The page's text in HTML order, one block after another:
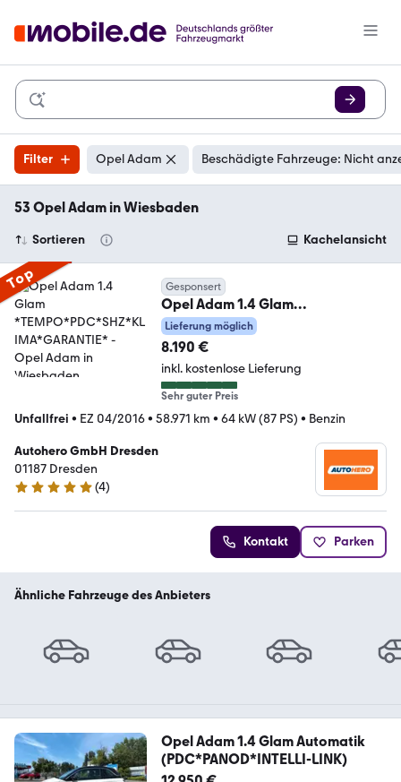
Filter Opel Adam Beschädigte Fahrzeuge: Nicht
53 Opel Adam in Wiesbaden
Sortieren Kachelansicht
Top Gesponsert
Opel Adam 1.4 Glam
*TEMPO*PDC*SHZ*KLIMA*GARA
NTIE*
Lieferung möglich
8.190 €
inkl. kostenlose Lieferung
Sehr guter Preis
Unfallfrei • EZ 04/2016• 58.971 km • 64 kW (87 PS) • Benzin
Autohero GmbH Dresden
01187 Dresden
5 Sterne
(4)
Kontakt Parken
Ähnliche Fahrzeuge des Anbieters
Opel Adam 1.4 Glam Automatik
(PDC*PANOD*INTELLI-LINK)